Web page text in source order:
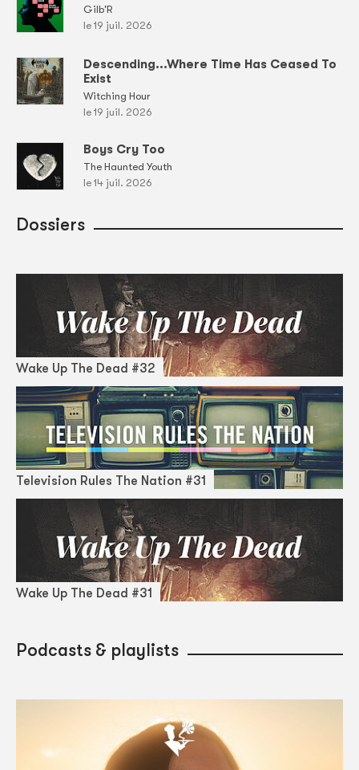
Gilb'R
le 19 juil. 2026
Descending...Where Time Has Ceased To
Exist
Witching Hour
le 19 juil. 2026
Boys Cry Too
The Haunted Youth
le 14 juil. 2026
Dossiers
Wake Up The Dead #32
Television Rules The Nation #31
Wake Up The Dead #31
Podcasts & playlists